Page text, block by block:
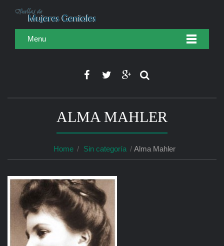
Menu
ALMA MAHLER
Home Sin categoría Alma Mahler